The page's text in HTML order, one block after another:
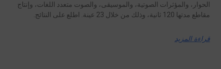
الحوار، والمؤثرات الصوتية، والموسيقى، والصوت متعدد اللغات، وإنتاج
مقاطع مدتها 120 ثانية، وذلك من خلال 23 عينة. اطلع على النتائج.
قراءة المزيد